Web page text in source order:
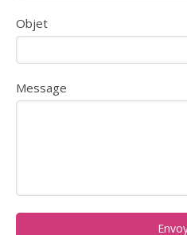
Objet
Message